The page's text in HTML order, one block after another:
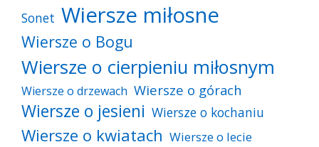
Sonet Wiersze miłosne
Wiersze o Bogu
Wiersze o cierpieniu miłosnym
Wiersze o drzewach Wiersze o górach
Wiersze o jesieni Wiersze o kochaniu
Wiersze o kwiatach Wiersze o lecie